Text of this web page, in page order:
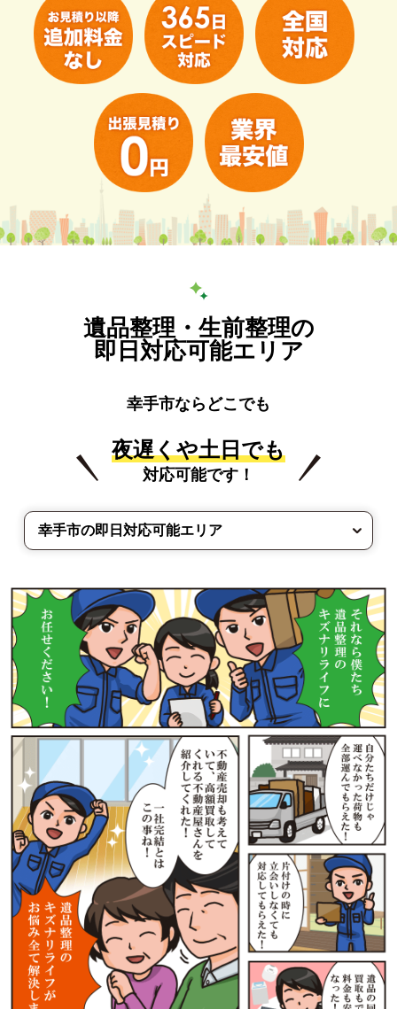
遺品整理・生前整理の
即日対応可能エリア
幸手市ならどこでも
夜遅くや土日でも
対応可能です！
幸手市の即日対応可能エリア